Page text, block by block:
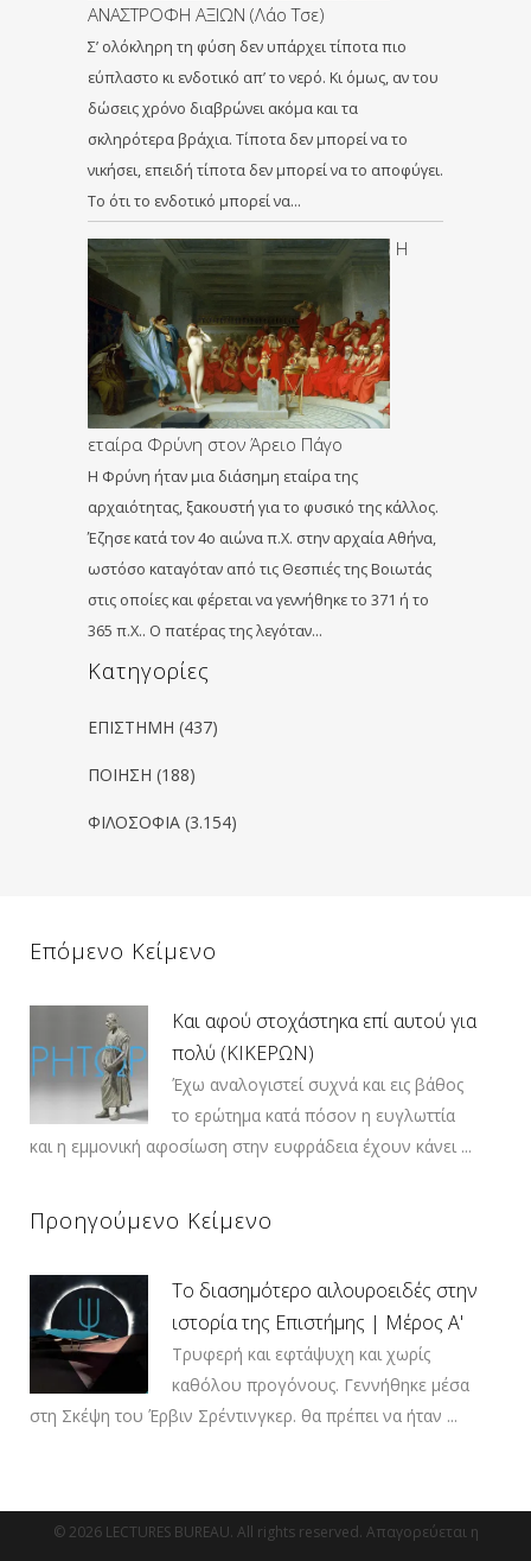
ΑΝΑΣΤΡΟΦΗ ΑΞΙΩΝ (Λάο Τσε)
Σ’ ολόκληρη τη φύση δεν υπάρχει τίποτα πιο
εύπλαστο κι ενδοτικό απ’ το νερό. Κι όμως, αν του
δώσεις χρόνο διαβρώνει ακόμα και τα
σκληρότερα βράχια. Τίποτα δεν μπορεί να το
νικήσει, επειδή τίποτα δεν μπορεί να το αποφύγει.
Το ότι το ενδοτικό μπορεί να…
Η
εταίρα Φρύνη στον Άρειο Πάγο
Η Φρύνη ήταν μια διάσημη εταίρα της
αρχαιότητας, ξακουστή για το φυσικό της κάλλος.
Έζησε κατά τον 4ο αιώνα π.Χ. στην αρχαία Αθήνα,
ωστόσο καταγόταν από τις Θεσπιές της Βοιωτάς
στις οποίες και φέρεται να γεννήθηκε το 371 ή το
365 π.Χ.. Ο πατέρας της λεγόταν…
Kατηγορίες
ΕΠΙΣΤΗΜΗ (437)
ΠΟΙΗΣΗ (188)
ΦΙΛΟΣΟΦΙΑ (3.154)
Επόμενο Κείμενο
Και αφού στοχάστηκα επί αυτού για
πολύ (ΚΙΚΕΡΩΝ)
Έχω αναλογιστεί συχνά και εις βάθος
το ερώτημα κατά πόσον η ευγλωττία
και η εμμονική αφοσίωση στην ευφράδεια έχουν κάνει ...
Προηγούμενο Κείμενο
Το διασημότερο αιλουροειδές στην
ιστορία της Επιστήμης | Μέρος Α'
Τρυφερή και εφτάψυχη και χωρίς
καθόλου προγόνους. Γεννήθηκε μέσα
στη Σκέψη του Έρβιν Σρέντινγκερ. θα πρέπει να ήταν ...
© 2026 LECTURES BUREAU. All rights reserved. Απαγορεύεται η